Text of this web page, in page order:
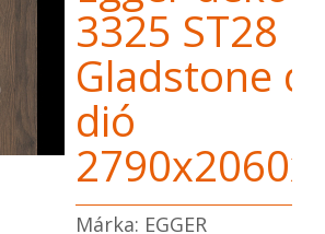
3325 ST28
Gladstone
dió
Márka: EGGER